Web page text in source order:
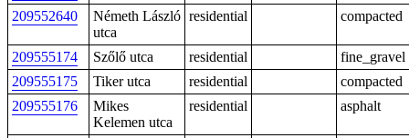
209552640
Németh László
utca
residential compacted
209555174 Szőlő utca residential
fine_gravel
209555175
Tiker utca residential
compacted
209555176
Mikes
Kelemen utca
residential asphalt